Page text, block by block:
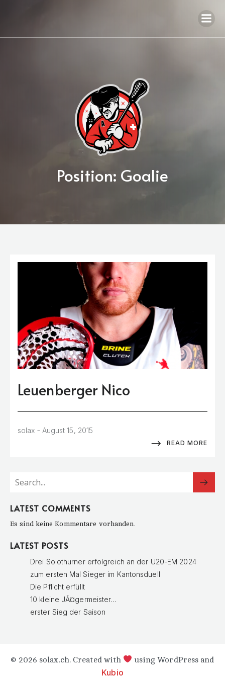
Position: Goalie
Leuenberger Nico
solax - August 15, 2015
READ MORE
LATEST COMMENTS
Es sind keine Kommentare vorhanden.
LATEST POSTS
Drei Solothurner erfolgreich an der U20-EM 2024
zum ersten Mal Sieger im Kantonsduell
Die Pflicht erfüllt
10 kleine JÃ¤germeister…
erster Sieg der Saison
© 2026 solax.ch. Created with using WordPress and
Kubio